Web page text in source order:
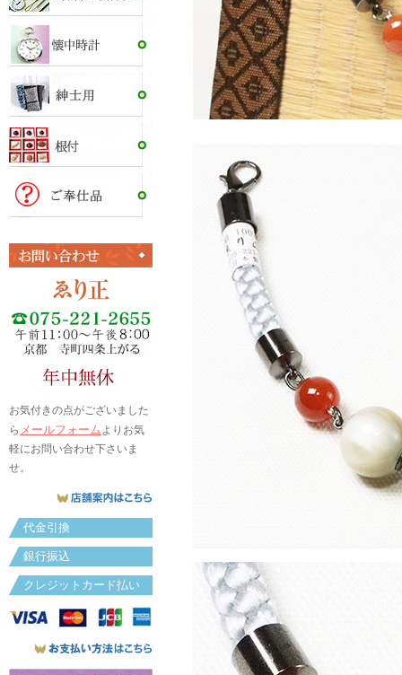
お気付きの点がございました
ら メールフォームよりお気
軽にお問い合わせ下さいま
せ。
代金引換
銀行振込
クレジットカード払い